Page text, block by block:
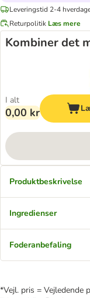
Leveringstid 2-4
Returpolitik Læs mere
Kombiner det
I alt
0,00 kr
Produktbeskrivelse
Ingredienser
Foderanbefaling
*Vejl. pris = Vejledende